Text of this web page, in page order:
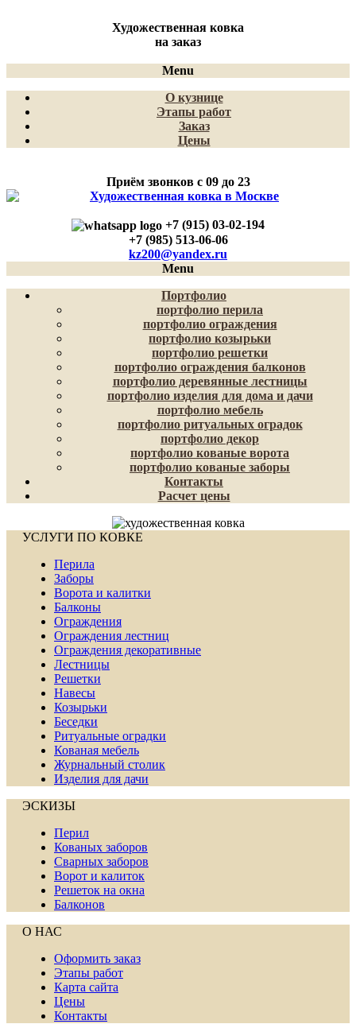
Художественная ковка
на заказ
Menu
О кузнице
Этапы работ
Заказ
Цены
Приём звонков с 09 до 23
+7 (915) 03-02-194
+7 (985) 513-06-06
kz200@yandex.ru
Menu
Портфолио
портфолио перила
портфолио ограждения
портфолио козырьки
портфолио решетки
портфолио ограждения балконов
портфолио деревянные лестницы
портфолио изделия для дома и дачи
портфолио мебель
портфолио ритуальных оградок
портфолио декор
портфолио кованые ворота
портфолио кованые заборы
Контакты
Расчет цены
УСЛУГИ ПО КОВКЕ
Перила
Заборы
Ворота и калитки
Балконы
Ограждения
Ограждения лестниц
Ограждения декоративные
Лестницы
Решетки
Навесы
Козырьки
Беседки
Ритуальные оградки
Кованая мебель
Журнальный столик
Изделия для дачи
ЭСКИЗЫ
Перил
Кованых заборов
Сварных заборов
Ворот и калиток
Решеток на окна
Балконов
О НАС
Оформить заказ
Этапы работ
Карта сайта
Цены
Контакты